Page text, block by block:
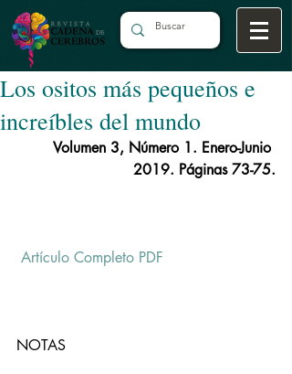
Los ositos más pequeños e
increíbles del mundo
Volumen 3, Número 1. Enero-Junio
2019. Páginas 73-75.
Artículo Completo PDF
NOTAS